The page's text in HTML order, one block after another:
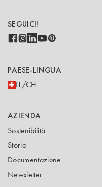
SEGUICI!
PAESE-LINGUA
IT/CH
AZIENDA
Sostenibilità
Storia
Documentazione
Newsletter